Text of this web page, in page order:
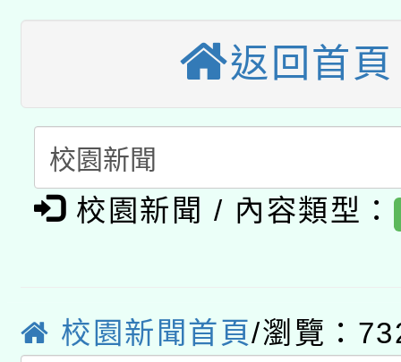
招)
本館辦理115年度閱讀
暨閱讀推動專業研習
科技賦能─人工智慧
礎課程
A3數位素養講師名單
「數位內容與教學軟體
pilot」
有關大陸委員會函釋公
轉知經濟部水利署委託
用水績優單位及節水達
桃園市孔廟祈福系列
2026年桃園地景藝術
返回首頁
校園新聞 / 內容類型：
校園新聞首頁/瀏覽：